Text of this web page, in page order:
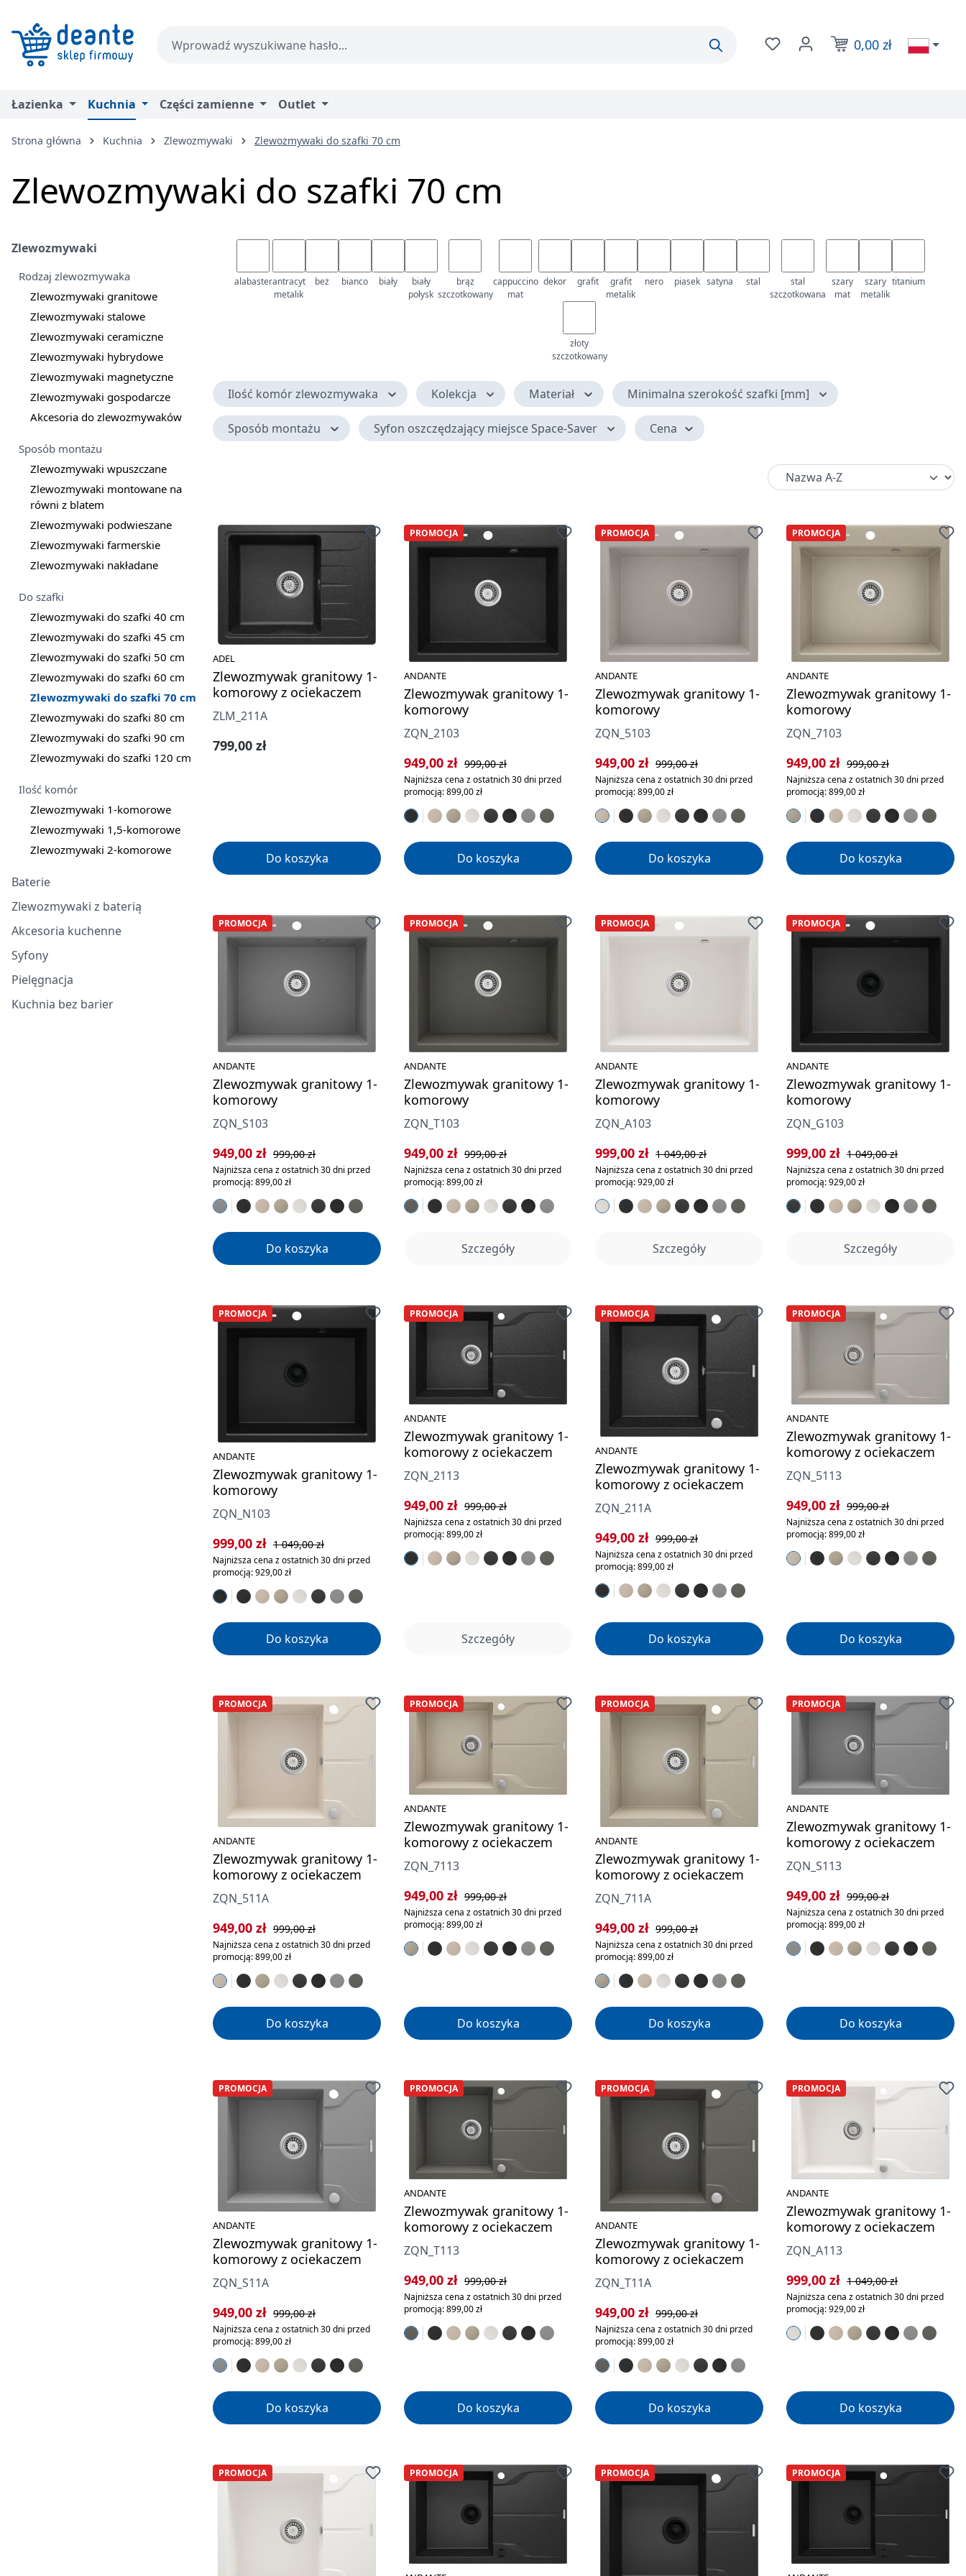
Masz 0 przedmioty na liście życzeń
0,00 zł
Koszyk zawiera
Łazienka Kuchnia Części zamienne Outlet
Strona główna Kuchnia Zlewozmywaki Zlewozmywaki do szafki 70 cm
Zlewozmywaki do szafki 70 cm
Zlewozmywaki
Rodzaj zlewozmywaka
Zlewozmywaki granitowe
Zlewozmywaki stalowe
Zlewozmywaki ceramiczne
Zlewozmywaki hybrydowe
Zlewozmywaki magnetyczne
Zlewozmywaki gospodarcze
Akcesoria do zlewozmywaków
Sposób montażu
Zlewozmywaki wpuszczane
Zlewozmywaki montowane na
równi z blatem
Zlewozmywaki podwieszane
Zlewozmywaki farmerskie
Zlewozmywaki nakładane
Do szafki
Zlewozmywaki do szafki 40 cm
Zlewozmywaki do szafki 45 cm
Zlewozmywaki do szafki 50 cm
Zlewozmywaki do szafki 60 cm
Zlewozmywaki do szafki 70 cm
Zlewozmywaki do szafki 80 cm
Zlewozmywaki do szafki 90 cm
Zlewozmywaki do szafki 120 cm
Ilość komór
Zlewozmywaki 1-komorowe
Zlewozmywaki 1,5-komorowe
Zlewozmywaki 2-komorowe
Baterie
Zlewozmywaki z baterią
Akcesoria kuchenne
Syfony
Pielęgnacja
Kuchnia bez barier
alabasterantracyt
metalik
beż bianco biały
biały
połysk
brąz
szczotkowany
cappuccino
mat
dekor grafit
grafit
metalik
nero piasek satyna stal
stal
szczotkowana
szary
mat
szary
metalik
titanium
złoty
szczotkowany
Ilość komór zlewozmywaka Kolekcja Materiał Minimalna szerokość szafki [mm]
Sposób montażu Syfon oszczędzający miejsce Space-Saver Cena
ADEL
Zlewozmywak granitowy 1-
komorowy z ociekaczem
ZLM_211A
Cena regularna:
799,00 zł
Do koszyka
PROMOCJA
ANDANTE
Zlewozmywak granitowy 1-
komorowy
ZQN_2103
Cena sprzedaży:
949,00 zł Cena regularna:
999,00 zł
Najniższa cena z ostatnich 30 dni przed
promocją: 899,00 zł
Do koszyka
PROMOCJA
ANDANTE
Zlewozmywak granitowy 1-
komorowy
ZQN_5103
Cena sprzedaży:
949,00 zł Cena regularna:
999,00 zł
Najniższa cena z ostatnich 30 dni przed
promocją: 899,00 zł
Do koszyka
PROMOCJA
ANDANTE
Zlewozmywak granitowy 1-
komorowy
ZQN_7103
Cena sprzedaży:
949,00 zł Cena regularna:
999,00 zł
Najniższa cena z ostatnich 30 dni przed
promocją: 899,00 zł
Do koszyka
PROMOCJA
ANDANTE
Zlewozmywak granitowy 1-
komorowy
ZQN_S103
Cena sprzedaży:
949,00 zł Cena regularna:
999,00 zł
Najniższa cena z ostatnich 30 dni przed
promocją: 899,00 zł
Do koszyka
PROMOCJA
ANDANTE
Zlewozmywak granitowy 1-
komorowy
ZQN_T103
Cena sprzedaży:
949,00 zł Cena regularna:
999,00 zł
Najniższa cena z ostatnich 30 dni przed
promocją: 899,00 zł
Szczegóły
PROMOCJA
ANDANTE
Zlewozmywak granitowy 1-
komorowy
ZQN_A103
Cena sprzedaży:
999,00 zł Cena regularna:
1 049,00 zł
Najniższa cena z ostatnich 30 dni przed
promocją: 929,00 zł
Szczegóły
PROMOCJA
ANDANTE
Zlewozmywak granitowy 1-
komorowy
ZQN_G103
Cena sprzedaży:
999,00 zł Cena regularna:
1 049,00 zł
Najniższa cena z ostatnich 30 dni przed
promocją: 929,00 zł
Szczegóły
PROMOCJA
ANDANTE
Zlewozmywak granitowy 1-
komorowy
ZQN_N103
Cena sprzedaży:
999,00 zł Cena regularna:
1 049,00 zł
Najniższa cena z ostatnich 30 dni przed
promocją: 929,00 zł
Do koszyka
PROMOCJA
ANDANTE
Zlewozmywak granitowy 1-
komorowy z ociekaczem
ZQN_2113
Cena sprzedaży:
949,00 zł Cena regularna:
999,00 zł
Najniższa cena z ostatnich 30 dni przed
promocją: 899,00 zł
Szczegóły
PROMOCJA
ANDANTE
Zlewozmywak granitowy 1-
komorowy z ociekaczem
ZQN_211A
Cena sprzedaży:
949,00 zł Cena regularna:
999,00 zł
Najniższa cena z ostatnich 30 dni przed
promocją: 899,00 zł
Do koszyka
PROMOCJA
ANDANTE
Zlewozmywak granitowy 1-
komorowy z ociekaczem
ZQN_5113
Cena sprzedaży:
949,00 zł Cena regularna:
999,00 zł
Najniższa cena z ostatnich 30 dni przed
promocją: 899,00 zł
Do koszyka
PROMOCJA
ANDANTE
Zlewozmywak granitowy 1-
komorowy z ociekaczem
ZQN_511A
Cena sprzedaży:
949,00 zł Cena regularna:
999,00 zł
Najniższa cena z ostatnich 30 dni przed
promocją: 899,00 zł
Do koszyka
PROMOCJA
ANDANTE
Zlewozmywak granitowy 1-
komorowy z ociekaczem
ZQN_7113
Cena sprzedaży:
949,00 zł Cena regularna:
999,00 zł
Najniższa cena z ostatnich 30 dni przed
promocją: 899,00 zł
Do koszyka
PROMOCJA
ANDANTE
Zlewozmywak granitowy 1-
komorowy z ociekaczem
ZQN_711A
Cena sprzedaży:
949,00 zł Cena regularna:
999,00 zł
Najniższa cena z ostatnich 30 dni przed
promocją: 899,00 zł
Do koszyka
PROMOCJA
ANDANTE
Zlewozmywak granitowy 1-
komorowy z ociekaczem
ZQN_S113
Cena sprzedaży:
949,00 zł Cena regularna:
999,00 zł
Najniższa cena z ostatnich 30 dni przed
promocją: 899,00 zł
Do koszyka
PROMOCJA
ANDANTE
Zlewozmywak granitowy 1-
komorowy z ociekaczem
ZQN_S11A
Cena sprzedaży:
949,00 zł Cena regularna:
999,00 zł
Najniższa cena z ostatnich 30 dni przed
promocją: 899,00 zł
Do koszyka
PROMOCJA
ANDANTE
Zlewozmywak granitowy 1-
komorowy z ociekaczem
ZQN_T113
Cena sprzedaży:
949,00 zł Cena regularna:
999,00 zł
Najniższa cena z ostatnich 30 dni przed
promocją: 899,00 zł
Do koszyka
PROMOCJA
ANDANTE
Zlewozmywak granitowy 1-
komorowy z ociekaczem
ZQN_T11A
Cena sprzedaży:
949,00 zł Cena regularna:
999,00 zł
Najniższa cena z ostatnich 30 dni przed
promocją: 899,00 zł
Do koszyka
PROMOCJA
ANDANTE
Zlewozmywak granitowy 1-
komorowy z ociekaczem
ZQN_A113
Cena sprzedaży:
999,00 zł Cena regularna:
1 049,00 zł
Najniższa cena z ostatnich 30 dni przed
promocją: 929,00 zł
Do koszyka
PROMOCJA PROMOCJA PROMOCJA PROMOCJA